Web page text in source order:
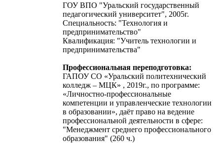
ГОУ ВПО "Уральский государственный
педагогический университет", 2005г.
Специальность: "Технология и
предпринимательство"
Квалификация: "Учитель технологии и
предпринимательства"
Профессиональная переподготовка:
ГАПОУ СО «Уральский политехнический
колледж – МЦК» , 2019г., по программе:
«Личностно-профессиональные
компетенции и управленческие технологии
в образовании», даёт право на ведение
профессиональной деятельности в сфере:
"Менеджмент среднего профессионального
образования" (260 ч.)